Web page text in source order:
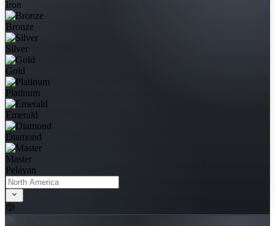
Iron
Bronze
Silver
Gold
Platinum
Emerald
Diamond
Master
Pelayan